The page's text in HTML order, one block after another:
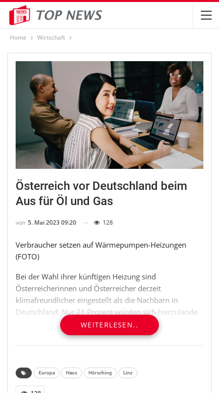
Home Wirtschaft
Österreich vor Deutschland beim
Aus für Öl und Gas
von 5. Mai 2023 09:20 128
Verbraucher setzen auf Wärmepumpen-Heizungen
(FOTO)
Bei der Wahl ihrer künftigen Heizung sind
Österreicherinnen und Österreicher derzeit
klimafreundlicher eingestellt als die Nachbarn in
Deutschland: Nur 21 Prozent würden sich hierzulande
noch für eine fossile Gasheizung entscheiden, 15
Prozent für eine mit Öl betriebene Anlage. In
Deutschland liegen die Zahlen jeweils doppelt so hoch
Ergebnisse aus dem Energie-Trendmonitor 2023. Dafür
WEITERLESEN..
Europa Haus Hörsching Linz